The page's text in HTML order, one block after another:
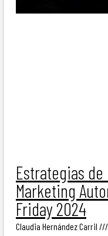
Estrategias
Marketing
Friday 2024
Claudia Hernández Carril